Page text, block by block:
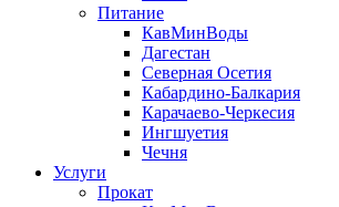
Питание
КавМинВоды
Дагестан
Северная Осетия
Кабардино-Балкария
Карачаево-Черкесия
Ингшуетия
Чечня
Услуги
Прокат